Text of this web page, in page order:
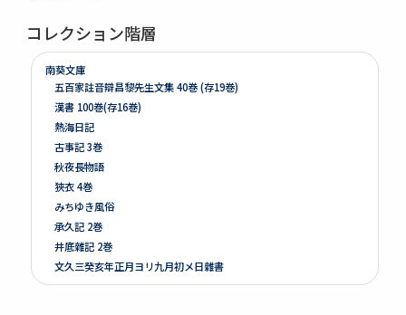
コレクション階層
南葵文庫
五百家註音辯昌黎先生文集 40巻 (存19巻)
漢書 100巻(存16巻)
熱海日記
古事記 3巻
秋夜長物語
狹衣 4巻
みちゆき風俗
承久記 2巻
井底雜記 2巻
文久三癸亥年正月ヨリ九月初メ日雜書
遍照發揮性靈集 10巻